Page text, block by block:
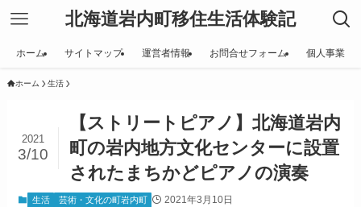
北海道岩内町移住生活体験記
ホーム サイトマップ 運営者情報 お問合せフォーム 個人事業
ホーム 生活
【ストリートピアノ】北海道岩内
町の岩内地方文化センターに設置
されたまちかどピアノの演奏
2021
3/10
生活 芸術・文化の町岩内町 2021年3月10日